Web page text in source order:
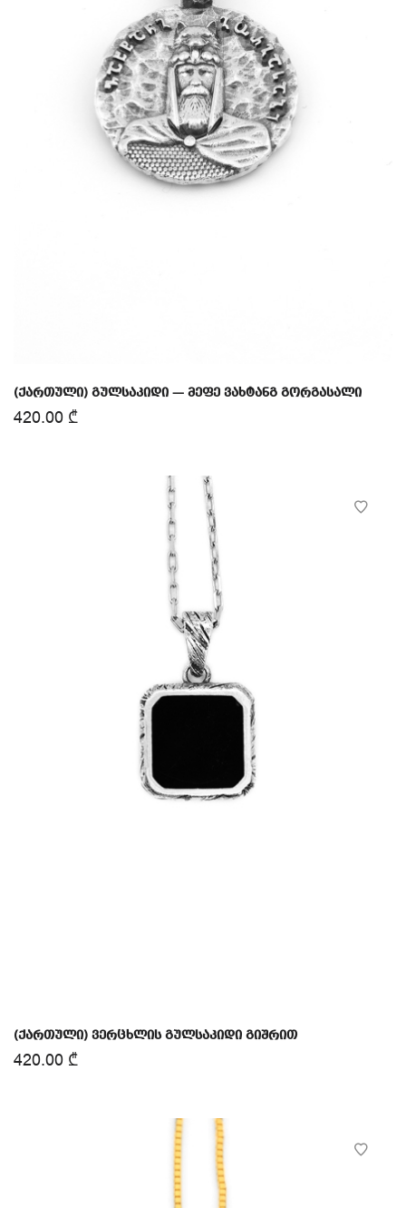
(ქართული) გულსაკიდი — მეფე ვახტანგ გორგასალი
420.00 ₾
(ქართული) ვერცხლის გულსაკიდი გიშრით
420.00 ₾